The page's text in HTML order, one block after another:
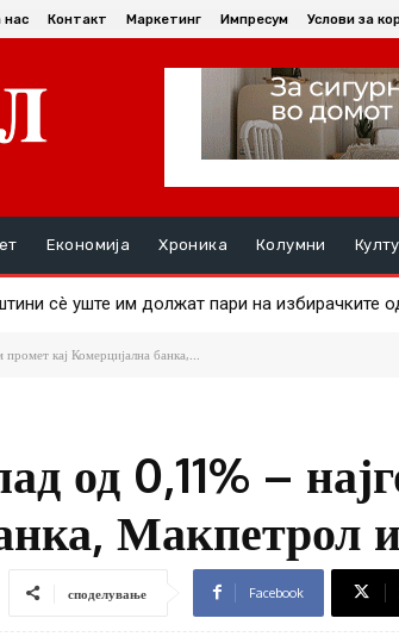
нас Контакт Маркетинг Импресум Услови за
Економија Хроника Колумни
сè уште им должат пари на избирачките
на цената на златото
кај Комерцијална банка,...
од 0,11% –
Макпетрол
споделување Facebook